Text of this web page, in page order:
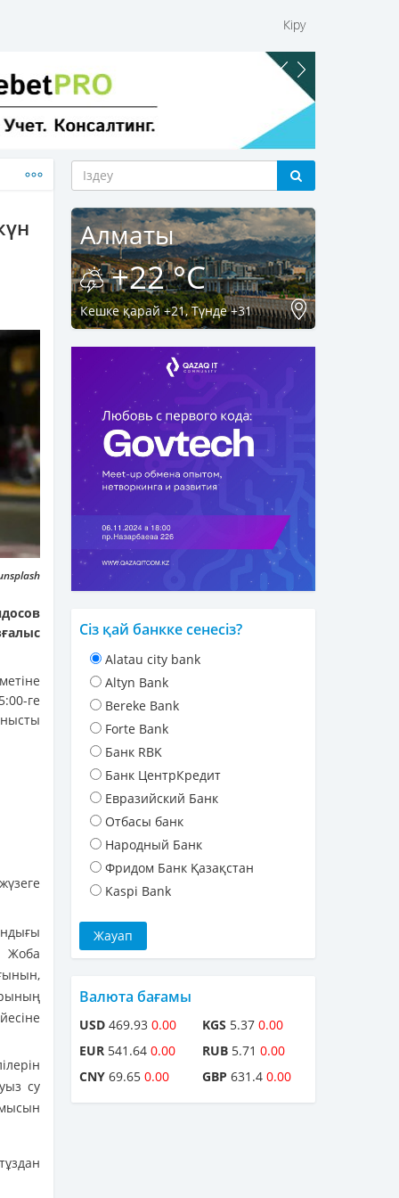
Кіру
ге
Жоба
су
Алматы
+22 °C
Кешке қарай +21, Түнде +31
Сіз қай банкке сенесіз?
Alatau city bank
Altyn Bank
Bereke Bank
Forte Bank
Банк RBK
Банк ЦентрКредит
Евразийский Банк
Отбасы банк
Народный Банк
Фридом Банк Қазақстан
Kaspi Bank
Валюта бағамы
USD 469.93 0.00
EUR 541.64 0.00
CNY 69.65 0.00
KGS 5.37 0.00
RUB 5.71 0.00
GBP 631.4 0.00